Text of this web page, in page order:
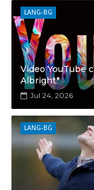
LANG-BG
Video YouTube
Albright*
Jul 24, 2026
LANG-BG